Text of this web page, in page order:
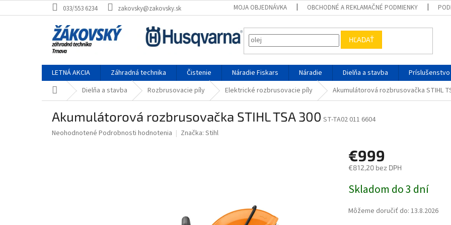
033/553 6234 zakovsky@zakovsky.sk MOJA OBJEDNÁVKA OBCHODNÉ A REKLAMAČNÉ PODMIENKY
HĽADAŤ
LETNÁ AKCIA Záhradná technika Čistenie Náradie Fiskars Náradie Dielňa a stavba Príslušenstvo
DomovDielňa a stavba Rozbrusovacie píly Elektrické rozbrusovacie píly Akumulátorová rozbrusovačka STIHL
Akumulátorová rozbrusovačka STIHL TSA 300 ST-TA02 011 6604
Priemerné hodnotenie produktu je 0,0 z 5 hviezdičiek.
Neohodnotené Podrobnosti hodnotenia Značka: Stihl
€999
€812,20 bez DPH
Skladom do 3 dní
Môžeme doručiť do: 13.8.2026